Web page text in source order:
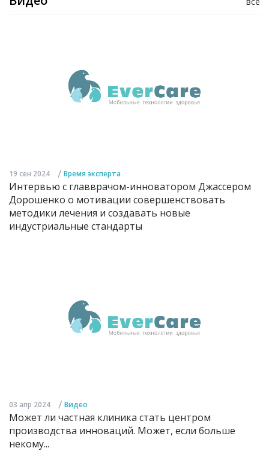
19 сен 2024 / Время эксперта
Интервью с главврачом-инноватором Джассером
Дорошенко о мотивации совершенствовать
методики лечения и создавать новые
индустриальные стандарты
03 апр 2024 / Видео
Может ли частная клиника стать центром
производства инноваций. Может, если больше
некому...